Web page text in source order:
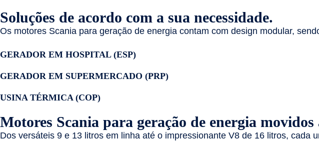
Soluções de acordo com a sua necessidade.
Os motores Scania para geração de energia contam com design modular,
GERADOR EM HOSPITAL (ESP)
GERADOR EM SUPERMERCADO (PRP)
USINA TÉRMICA (COP)
Motores Scania para geração de energia movidos
Dos versáteis 9 e 13 litros em linha até o impressionante V8 de 16 litros,